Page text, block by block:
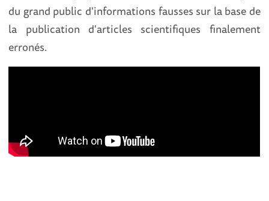
du grand public d'informations fausses sur la base de
la publication d'articles scientifiques finalement
erronés.